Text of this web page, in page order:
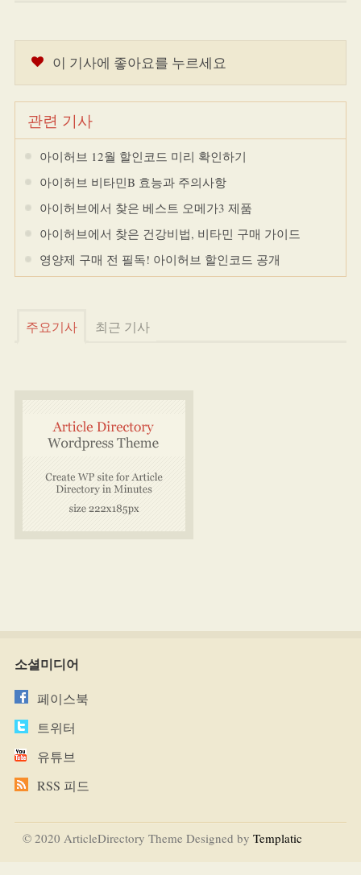
이 기사에 좋아요를 누르세요
관련 기사
아이허브 12월 할인코드 미리 확인하기
아이허브 비타민B 효능과 주의사항
아이허브에서 찾은 베스트 오메가3 제품
아이허브에서 찾은 건강비법, 비타민 구매 가이드
영양제 구매 전 필독! 아이허브 할인코드 공개
주요기사 최근 기사
소셜미디어
페이스북
트위터
유튜브
RSS 피드
© 2020 ArticleDirectory Theme Designed by Templatic